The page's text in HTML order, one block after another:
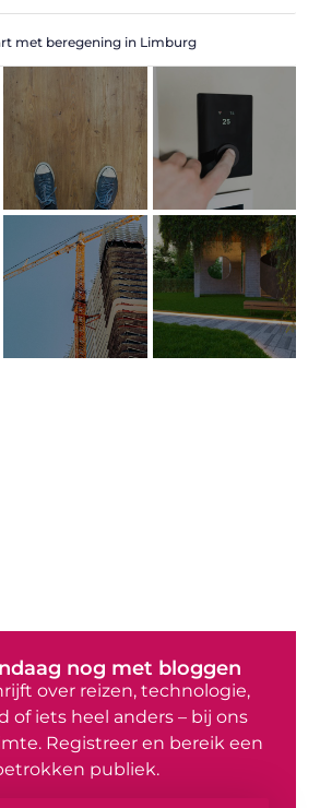
met beregening in Limburg
nog met bloggen
over reizen, technologie,
of iets heel anders – bij ons
Registreer en bereik een
publiek.